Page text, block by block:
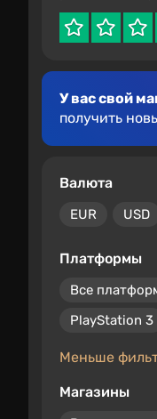
У вас свой
получить
Валюта
EUR USD
Платформы
Все
PlayStation 3
Меньше
Магазины